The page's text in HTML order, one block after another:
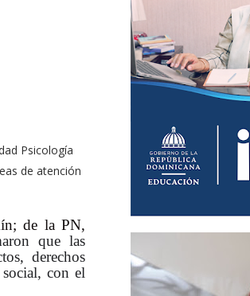
Psicología
de atención
de la PN,
que las
derechos
social,con el